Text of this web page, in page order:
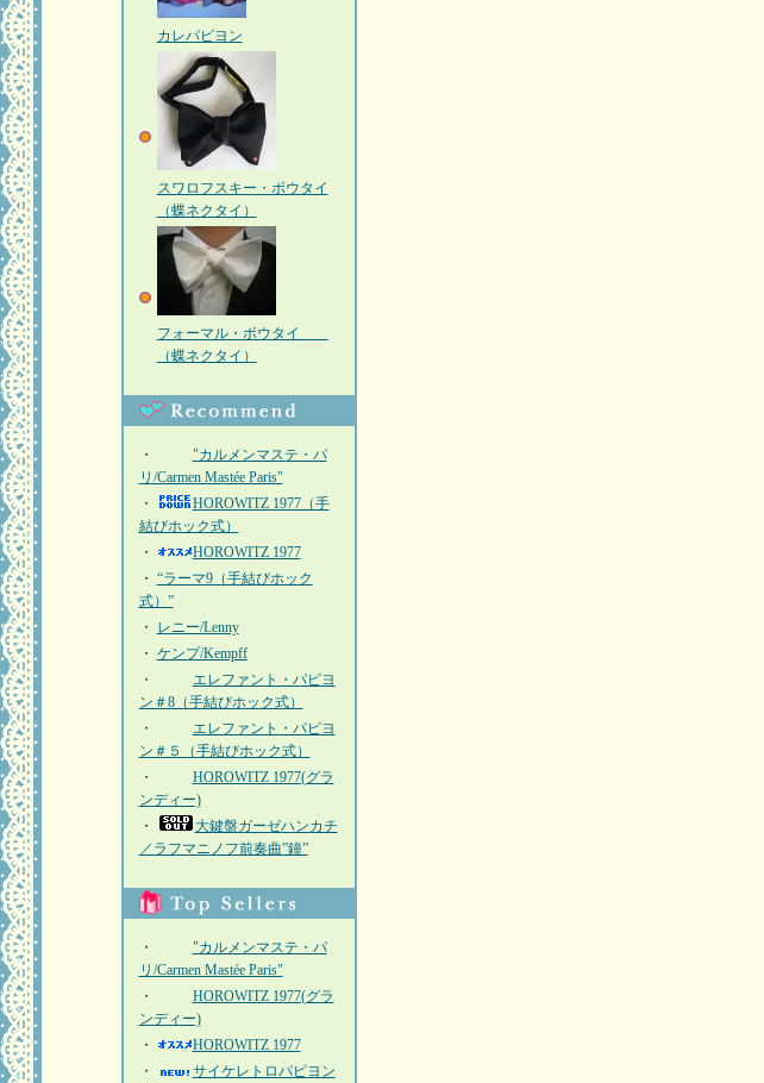
カレパピヨン
スワロフスキー・ボウタイ
（蝶ネクタイ）
フォーマル・ボウタイ
（蝶ネクタイ）
・
"カルメンマステ・パ
リ/Carmen Mastée Paris"
・
HOROWITZ 1977（手
結びホック式）
・
HOROWITZ 1977
・ “ラーマ9（手結びホック
式）”
・
レニー/Lenny
・ ケンプ/Kempff
・
エレファント・パピヨ
ン＃8（手結びホック式）
・
エレファント・パピヨ
ン＃５（手結びホック式）
・
HOROWITZ 1977(グラ
ンディー)
・
大鍵盤ガーゼハンカチ
／ラフマニノフ前奏曲”鐘”
・
"カルメンマステ・パ
リ/Carmen Mastée Paris"
・
HOROWITZ 1977(グラ
ンディー)
・
HOROWITZ 1977
・
サイケレトロパピヨン